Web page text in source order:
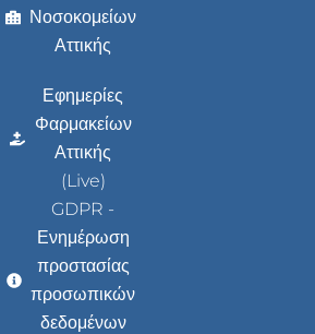
Νοσοκομείων
Αττικής
Εφημερίες
Φαρμακείων
Αττικής
(Live)
GDPR -
Ενημέρωση
προστασίας
προσωπικών
δεδομένων